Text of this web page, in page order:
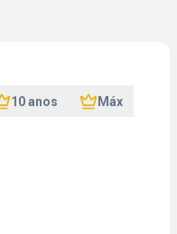
10 anos Máx